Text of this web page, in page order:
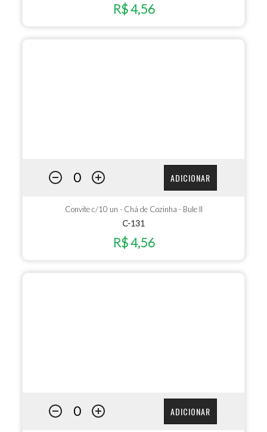
R$ 4,56
ADICIONAR
Convite c/10 un - Chá de Cozinha - Bule II
C-131
R$ 4,56
ADICIONAR